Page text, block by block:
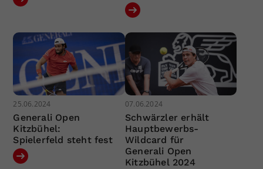
25.06.2024
Generali Open
Kitzbühel:
Spielerfeld steht fest
07.06.2024
Schwärzler erhält
Hauptbewerbs-
Wildcard für
Generali Open
Kitzbühel 2024